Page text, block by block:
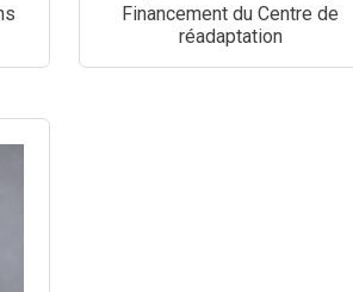
Financement du Centre de
réadaptation